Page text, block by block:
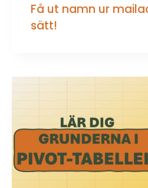
Få ut namn ur
sätt!